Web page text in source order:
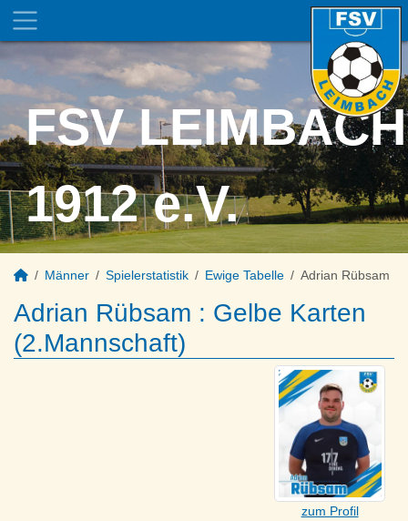
FSV LEIMBACH
1912 e.V.
Männer Spielerstatistik Ewige Tabelle Adrian Rübsam
Adrian Rübsam : Gelbe Karten
(2.Mannschaft)
zum Profil